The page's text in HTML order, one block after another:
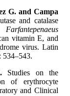
G. and Campa
and catalase
Farfantepenaeus
vitamin E, and
virus. Latin
534–543.
Studies on the
of erythrocyte
and Clinical